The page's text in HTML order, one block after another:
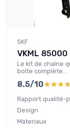
SKF
VKML
Le kit de chaîne
boîte complète...
8.5/10
Rapport qualité-
Design
Materiaux